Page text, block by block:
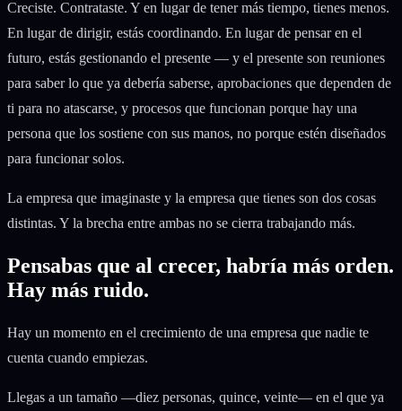
Creciste. Contrataste. Y en lugar de tener más tiempo, tienes menos.
En lugar de dirigir, estás coordinando. En lugar de pensar en el
futuro, estás gestionando el presente — y el presente son reuniones
para saber lo que ya debería saberse, aprobaciones que dependen de
ti para no atascarse, y procesos que funcionan porque hay una
persona que los sostiene con sus manos, no porque estén diseñados
para funcionar solos.
La empresa que imaginaste y la empresa que tienes son dos cosas
distintas. Y la brecha entre ambas no se cierra trabajando más.
Pensabas que al crecer, habría más orden.
Hay más ruido.
Hay un momento en el crecimiento de una empresa que nadie te
cuenta cuando empiezas.
Llegas a un tamaño —diez personas, quince, veinte— en el que ya